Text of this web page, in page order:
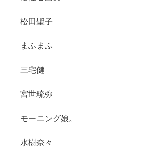
松田聖子
まふまふ
三宅健
宮世琉弥
モーニング娘。
水樹奈々